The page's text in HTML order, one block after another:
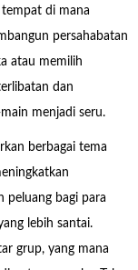
di mana
persahabatan
atau memilih
dan
menjadi seru.
berbagai tema
peluang bagi para
lebih santai.
grup, yang mana